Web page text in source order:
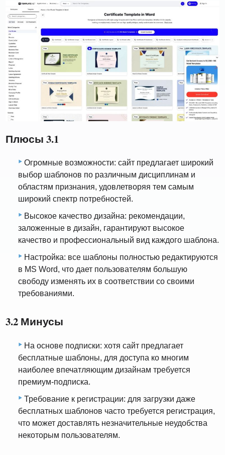
Плюсы 3.1
Огромные возможности: сайт предлагает широкий
выбор шаблонов по различным дисциплинам и
областям признания, удовлетворяя тем самым
широкий спектр потребностей.
Высокое качество дизайна: рекомендации,
заложенные в дизайн, гарантируют высокое
качество и профессиональный вид каждого шаблона.
Настройка: все шаблоны полностью редактируются
в MS Word, что дает пользователям большую
свободу изменять их в соответствии со своими
требованиями.
3.2 Минусы
На основе подписки: хотя сайт предлагает
бесплатные шаблоны, для доступа ко многим
наиболее впечатляющим дизайнам требуется
премиум-подписка.
Требование к регистрации: для загрузки даже
бесплатных шаблонов часто требуется регистрация,
что может доставлять незначительные неудобства
некоторым пользователям.